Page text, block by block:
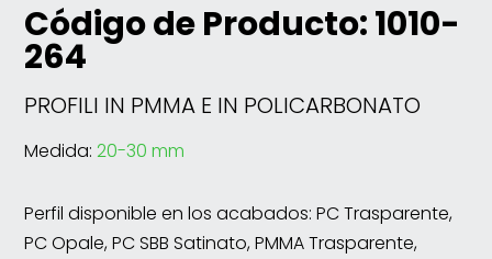
Código de Producto: 1010-
264
PROFILI IN PMMA E IN POLICARBONATO
Medida:20-30 mm
Perfil disponible en los acabados: PC Trasparente,
PC Opale, PC SBB Satinato, PMMA Trasparente,